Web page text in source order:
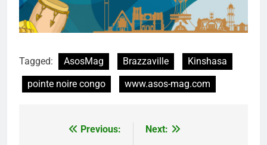
Tagged: AsosMag Brazzaville
Kinshasa
pointe noire congo
www.asos-mag.com
NavigationPrevious:
Next: